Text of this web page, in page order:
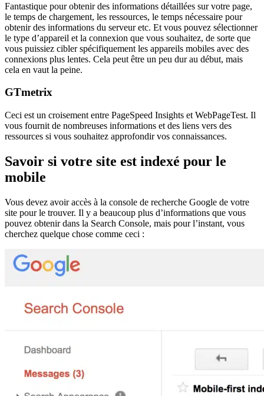
Fantastique pour obtenir des informations détaillées sur votre page,
le temps de chargement, les ressources, le temps nécessaire pour
obtenir des informations du serveur etc. Et vous pouvez sélectionner
le type d’appareil et la connexion que vous souhaitez, de sorte que
vous puissiez cibler spécifiquement les appareils mobiles avec des
connexions plus lentes. Cela peut être un peu dur au début, mais
cela en vaut la peine.
GTmetrix
Ceci est un croisement entre PageSpeed Insights et WebPageTest. Il
vous fournit de nombreuses informations et des liens vers des
ressources si vous souhaitez approfondir vos connaissances.
Savoir si votre site est indexé pour le
mobile
Vous devez avoir accès à la console de recherche Google de votre
site pour le trouver. Il y a beaucoup plus d’informations que vous
pouvez obtenir dans la Search Console, mais pour l’instant, vous
cherchez quelque chose comme ceci :